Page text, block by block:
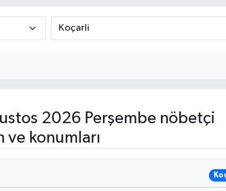
2026 Perşembe nöbetçi
ve konumları